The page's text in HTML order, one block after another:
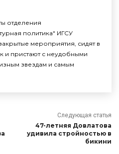
отделения
политика" ИГСУ
мероприятия, сидят в
и пристают с неудобными
звездам и самым
Следующая статья
47-летняя Довлатова
удивила стройностью в
бикини